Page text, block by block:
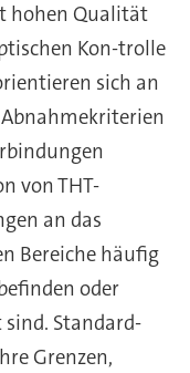
hohen Qualität
Kon-trolle
sich an
Abnahmekriterien
von THT-
an das
Bereiche häufig
oder
Standard-
Grenzen,